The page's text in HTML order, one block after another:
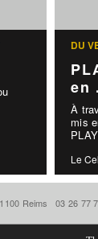
DU
en
À
mis
Le
Reims03 26 77